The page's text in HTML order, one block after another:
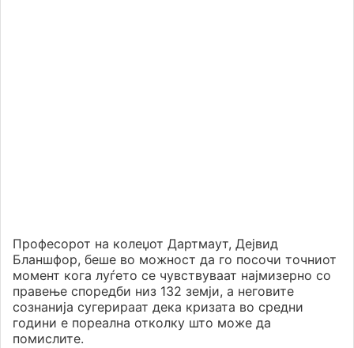
Професорот на колеџот Дартмаут, Дејвид
Бланшфор, беше во можност да го посочи точниот
момент кога луѓето се чувствуваат најмизерно со
правење споредби низ 132 земји, а неговите
сознанија сугерираат дека кризата во средни
години е пореална отколку што може да
помислите.